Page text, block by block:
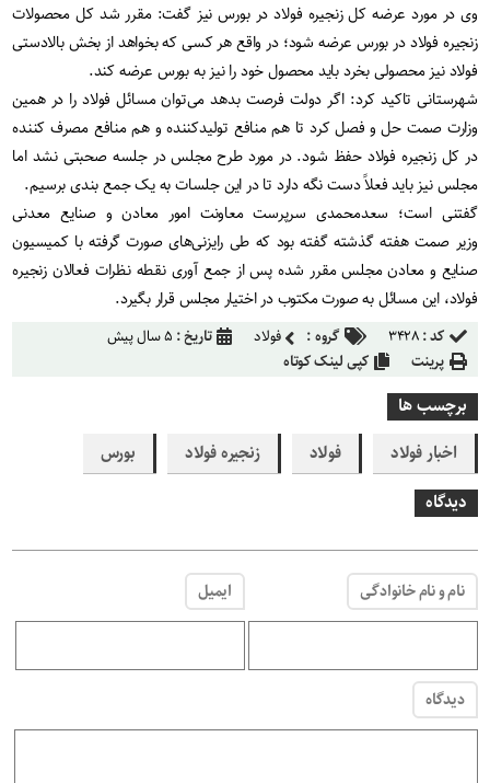
وی در مورد عرضه کل زنجیره فولاد در بورس نیز گفت: مقرر شد کل محصولات
زنجیره فولاد در بورس عرضه شود؛ در واقع هر کسی که بخواهد از بخش بالادستی
فولاد نیز محصولی بخرد باید محصول خود را نیز به بورس عرضه کند.
شهرستانی تاکید کرد: اگر دولت فرصت بدهد می‌توان مسائل فولاد را در همین
وزارت صمت حل و فصل کرد تا هم منافع تولیدکننده و هم منافع مصرف کننده
در کل زنجیره فولاد حفظ شود. در مورد طرح مجلس در جلسه صحبتی نشد اما
مجلس نیز باید فعلاً دست نگه دارد تا در این جلسات به یک جمع بندی برسیم.
گفتنی است؛ سعدمحمدی سرپرست معاونت امور معادن و صنایع معدنی
وزیر صمت هفته گذشته گفته بود که طی رایزنی‌های صورت گرفته با کمیسیون
صنایع و معادن مجلس مقرر شده پس از جمع آوری نقطه نظرات فعالان زنجیره
فولاد، این مسائل به صورت مکتوب در اختیار مجلس قرار بگیرد.
کد :۳۴۲۸ گروه : فولاد تاریخ : ۵ سال پیش
پرینت
کپی لینک کوتاه
برچسب ها
اخبار فولاد
فولاد زنجیره فولاد
بورس
دیدگاه
نام و نام خانوادگی ایمیل
دیدگاه